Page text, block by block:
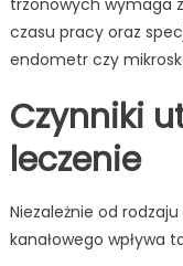
czasu pracy oraz
endometr czy
Czynniki
leczenie
Niezależnie od
kanałowego wpływa